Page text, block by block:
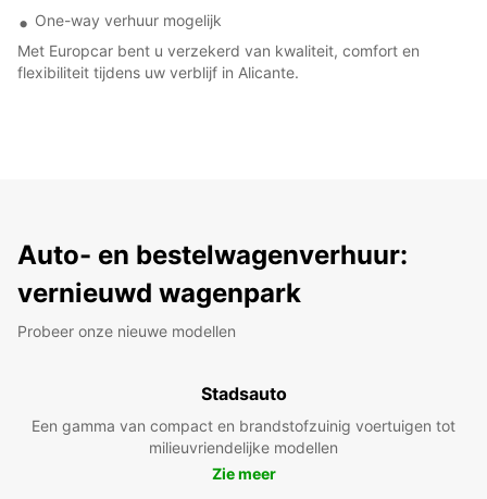
One-way verhuur mogelijk
Met Europcar bent u verzekerd van kwaliteit, comfort en
flexibiliteit tijdens uw verblijf in Alicante.
Auto- en bestelwagenverhuur:
vernieuwd wagenpark
Probeer onze nieuwe modellen
Stadsauto
Een gamma van compact en brandstofzuinig voertuigen tot
milieuvriendelijke modellen
Zie meer